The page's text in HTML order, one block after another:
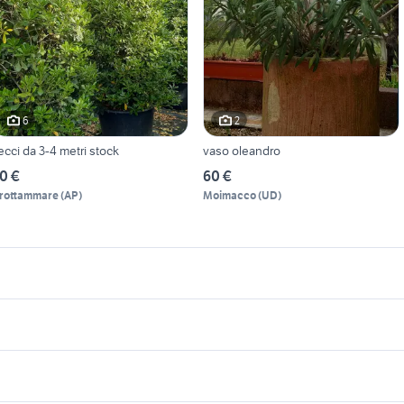
6
da 3-4 metri stock
€
(AP)
2
vaso oleandro
60 €
Moimacco(UD)